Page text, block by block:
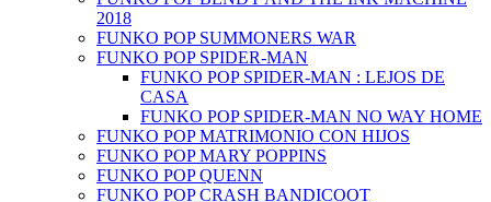
2018
FUNKO POP SUMMONERS WAR
FUNKO POP SPIDER-MAN
FUNKO POP SPIDER-MAN : LEJOS DE
CASA
FUNKO POP SPIDER-MAN NO WAY HOME
FUNKO POP MATRIMONIO CON HIJOS
FUNKO POP MARY POPPINS
FUNKO POP QUENN
FUNKO POP CRASH BANDICOOT